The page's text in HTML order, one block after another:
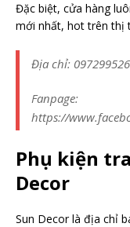
Đặc biệt, cửa hàng
mới nhất, hot trên thị
Địa chỉ:
Fanpage:
https://
Phụ kiện
Decor
Sun Decor là địa chỉ